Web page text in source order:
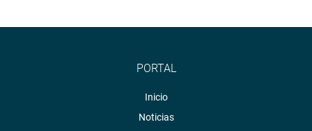
PORTAL
Inicio
Noticias